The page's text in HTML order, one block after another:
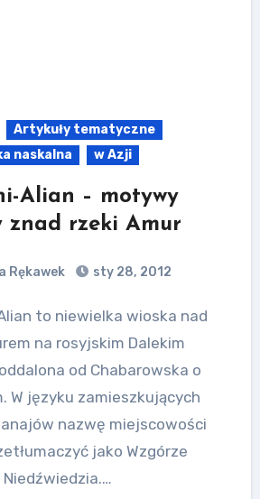
Artykuły tematyczne
naskalna w Azji
Alian – motywy
znad rzeki Amur
Rękawek sty 28, 2012
to niewielka wioska nad
na rosyjskim Dalekim
od Chabarowska o
W języku zamieszkujących
nazwę miejscowości
jako Wzgórze
Niedźwiedzia.…